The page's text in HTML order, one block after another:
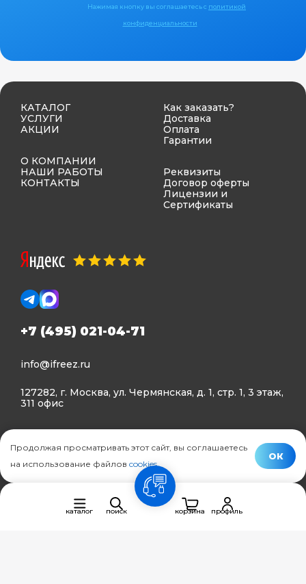
Нажимая кнопку вы соглашаетесь с политикой
конфиденциальности
КАТАЛОГ
УСЛУГИ
АКЦИИ
О КОМПАНИИ
НАШИ РАБОТЫ
КОНТАКТЫ
Как заказать?
Доставка
Оплата
Гарантии
Реквизиты
Договор оферты
Лицензии и
Сертификаты
+7 (495) 021-04-71
info@ifreez.ru
127282, г. Москва, ул. Чермянская, д. 1, стр. 1, 3 этаж,
311 офис
Политика конфиденциальности
© Ifreez - продажа и установка климатической техники,
каталог поиск
связь
корзина
профиль
Продолжая просматривать этот сайт, вы соглашаетесь
на использование файлов cookies.
ОК